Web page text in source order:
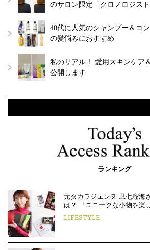
のサロン限定「クロノロジス
40代に人気のシャンプー＆コ
の髪悩みにおすすめ
私のリアル！ 愛用スキンケア
公開します
ランキング
元タカラジェンヌ 凪七瑠海
は？ 「ユニークな小物を楽
LIFESTYLE